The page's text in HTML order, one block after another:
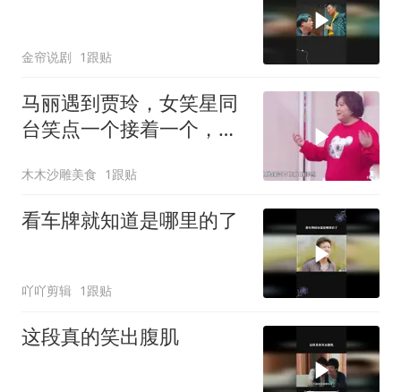
金帘说剧 1跟贴
马丽遇到贾玲，女笑星同
台笑点一个接着一个，沈
木木沙雕美食 1跟贴
看车牌就知道是哪里的了
吖吖剪辑 1跟贴
这段真的笑出腹肌